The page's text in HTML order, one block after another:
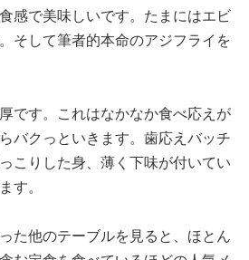
感で美味しいです。たまにはエビ
そして筆者的本命のアジフライを
です。これはなかなか食べ応えが
バクっといきます。歯応えバッチ
こりした身、薄く下味が付いてい
す。
た他のテーブルを見ると、ほとん